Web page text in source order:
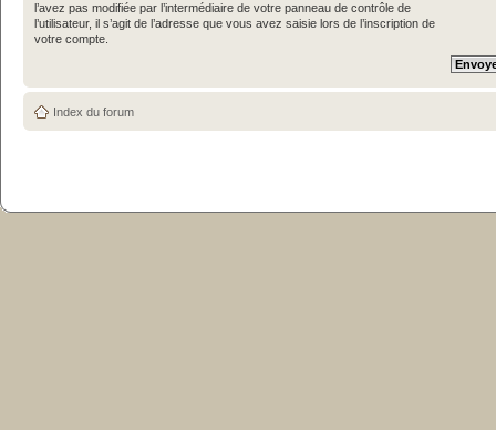
l’avez pas modifiée par l’intermédiaire de votre panneau de contrôle de
l’utilisateur, il s’agit de l’adresse que vous avez saisie lors de l’inscription de
votre compte.
Index du forum